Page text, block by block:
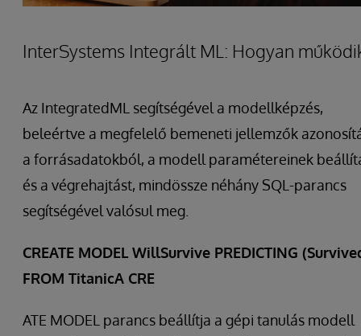
InterSystems Integrált ML: Hogyan
Az IntegratedML segítségével a modellképzés,
beleértve a megfelelő bemeneti jellemzők
a forrásadatokból, a modell paramétereinek
és a végrehajtást, mindössze néhány SQL-parancs
segítségével valósul meg.
CREATE MODEL WillSurvive PREDICTING
FROM TitanicA CRE
ATE MODEL parancs beállítja a gépi tanulás modell